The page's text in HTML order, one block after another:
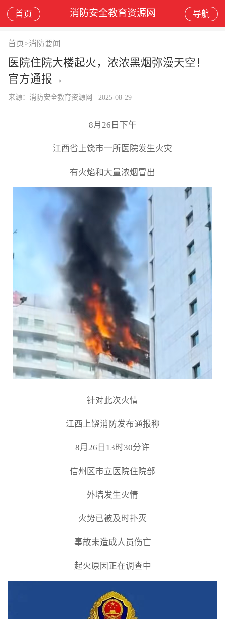
首页 消防安全教育资源网 导航
首页 >消防要闻
医院住院大楼起火，浓浓黑烟弥漫天空！
官方通报→
来源：消防安全教育资源网 2025-08-29
8月26日下午
江西省上饶市一所医院发生火灾
有火焰和大量浓烟冒出
针对此次火情
江西上饶消防发布通报称
8月26日13时30分许
信州区市立医院住院部
外墙发生火情
火势已被及时扑灭
事故未造成人员伤亡
起火原因正在调查中